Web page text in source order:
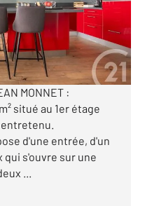
vendre
MONNET :
situé au 1er étage
d'une entrée, d'un
s'ouvre sur une
...